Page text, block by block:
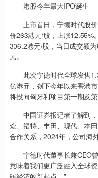
港股今年最大IPO诞生
上市首日，宁德时代股价
价263港元/股，上涨12.55%
306.2港元/股，当日成交额
元。
此次宁德时代全球发售
亿港元，创下今年以来香港
将投向匈牙利项目第一期及
中国证券报记者了解到，
众、福特、丰田、现代、本
合作关系，2024年，公司海
宁德时代董事长兼CEO曾
意味着我们更广泛融入全球
碳经济的新起点。”